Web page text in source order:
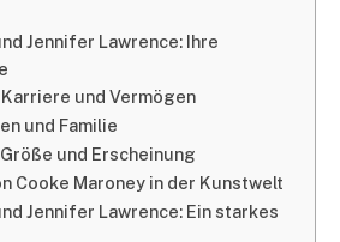
Jennifer Lawrence: Ihre
und Vermögen
und Familie
und Erscheinung
Cooke Maroney in der Kunstwelt
Jennifer Lawrence: Ein starkes